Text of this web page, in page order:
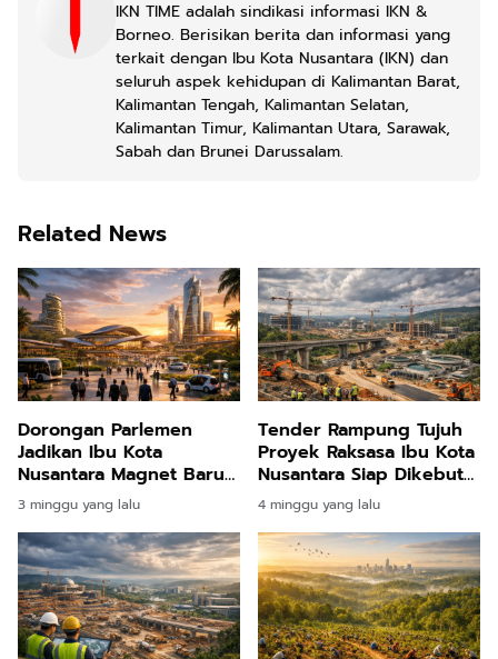
IKN TIME adalah sindikasi informasi IKN &
Borneo. Berisikan berita dan informasi yang
terkait dengan Ibu Kota Nusantara (IKN) dan
seluruh aspek kehidupan di Kalimantan Barat,
Kalimantan Tengah, Kalimantan Selatan,
Kalimantan Timur, Kalimantan Utara, Sarawak,
Sabah dan Brunei Darussalam.
Related News
Dorongan Parlemen
Jadikan Ibu Kota
Nusantara Magnet Baru
Industri Pariwisata Bisnis
Tanah Air
3 minggu yang lalu
Tender Rampung Tujuh
Proyek Raksasa Ibu Kota
Nusantara Siap Dikebut
Pemerintah
4 minggu yang lalu